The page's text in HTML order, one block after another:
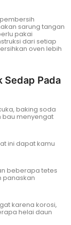
sarung tangan
pakai
dari setiap
oven lebih
Sedap Pada
baking soda
bau menyengat
ini dapat kamu
beberapa tetes
panaskan
karena korosi,
helai daun